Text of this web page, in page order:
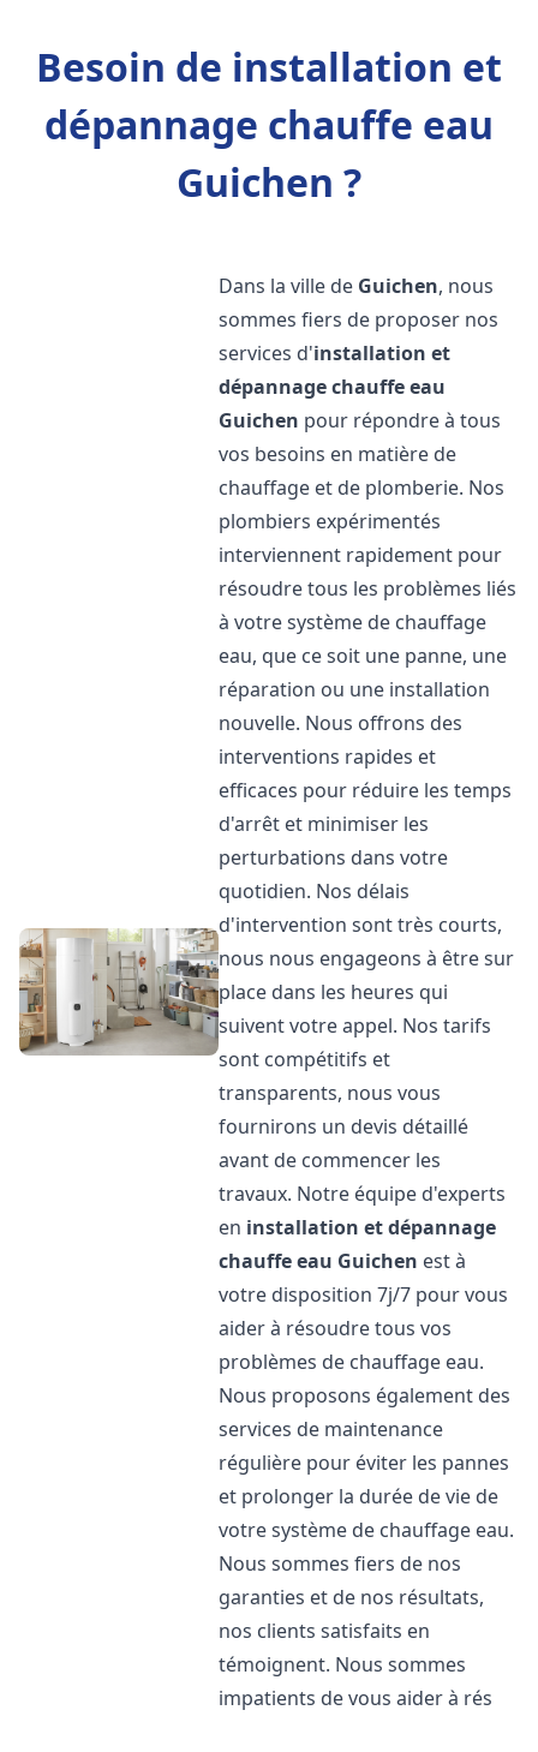
Besoin de installation et
dépannage chauffe eau
Guichen ?
Dans la ville de Guichen, nous
sommes fiers de proposer nos
services d'installation et
dépannage chauffe eau
Guichen pour répondre à tous
vos besoins en matière de
chauffage et de plomberie. Nos
plombiers expérimentés
interviennent rapidement pour
résoudre tous les problèmes liés
à votre système de chauffage
eau, que ce soit une panne, une
réparation ou une installation
nouvelle. Nous offrons des
interventions rapides et
efficaces pour réduire les temps
d'arrêt et minimiser les
perturbations dans votre
quotidien. Nos délais
d'intervention sont très courts,
nous nous engageons à être sur
place dans les heures qui
suivent votre appel. Nos tarifs
sont compétitifs et
transparents, nous vous
fournirons un devis détaillé
avant de commencer les
travaux. Notre équipe d'experts
en installation et dépannage
chauffe eau Guichen est à
votre disposition 7j/7 pour vous
aider à résoudre tous vos
problèmes de chauffage eau.
Nous proposons également des
services de maintenance
régulière pour éviter les pannes
et prolonger la durée de vie de
votre système de chauffage eau.
Nous sommes fiers de nos
garanties et de nos résultats,
nos clients satisfaits en
témoignent. Nous sommes
impatients de vous aider à rés